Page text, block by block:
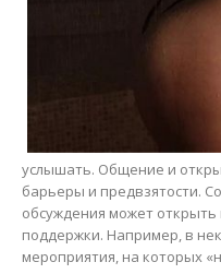
услышать. Общение и
барьеры и предвзятости.
обсуждения может
поддержки. Например, в
мероприятия, на которых